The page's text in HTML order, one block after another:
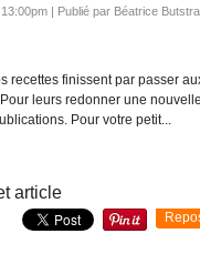
| Publié par Béatrice
recettes finissent par passer
leurs redonner une
Pour votre petit...
article